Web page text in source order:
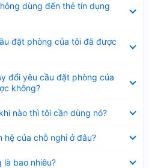
dùng đến thẻ tín dụng
đặt phòng của tôi đã được
đổi yêu cầu đặt phòng của
không?
nào thì tôi cần dùng nó?
hệ của chỗ nghỉ ở đâu?
là bao nhiêu?